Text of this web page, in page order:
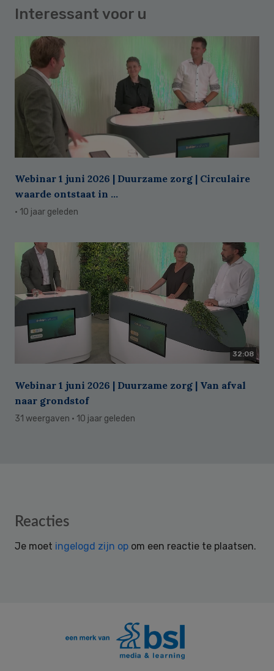
Interessant voor u
Webinar 1 juni 2026 | Duurzame zorg | Circulaire
waarde ontstaat in ...
· 10 jaar geleden
32:08
Webinar 1 juni 2026 | Duurzame zorg | Van afval
naar grondstof
31 weergaven · 10 jaar geleden
Reader
Reacties
Je moet ingelogd zijn op om een reactie te plaatsen.